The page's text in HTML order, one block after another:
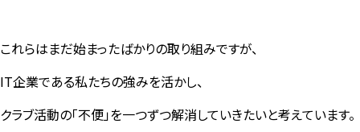
これらはまだ始まったばかりの取り組みですが、
IT企業である私たちの強みを活かし、
クラブ活動の「不便」を一つずつ解消していきたいと考えています。